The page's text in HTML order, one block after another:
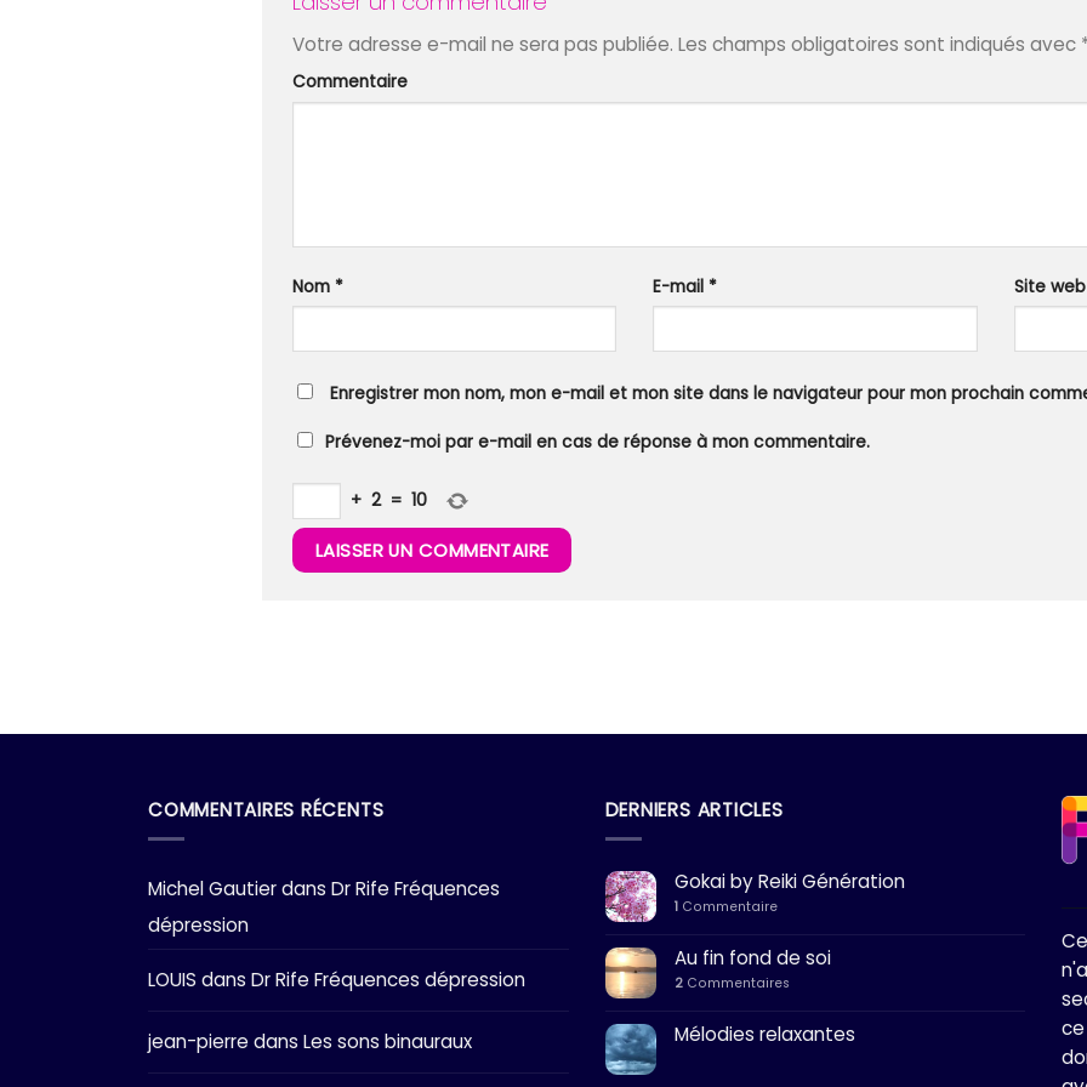
Votre adresse e-mail ne sera pas publiée. Les champs obligatoires sont indiqués avec *
Commentaire
Nom * E-mail * Site web
Enregistrer mon nom, mon e-mail et mon site dans le navigateur pour mon prochain
Prévenez-moi par e-mail en cas de réponse à mon commentaire.
+ 2 = 10
COMMENTAIRES RÉCENTS
Michel Gautierdans Dr Rife Fréquences
dépression
LOUIS dans Dr Rife Fréquences dépression
jean-pierre dans Les sons binauraux
DERNIERS ARTICLES
Gokai by Reiki Génération
1Commentaire
Au fin fond de soi
2Commentaires
Mélodies relaxantes